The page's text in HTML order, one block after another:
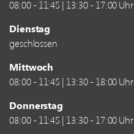
08:00 - 11:45 | 13:30 - 17:00 Uhr
Dienstag
geschlossen
Mittwoch
08:00 - 11:45 | 13:30 - 18:00 Uhr
Donnerstag
08:00 - 11:45 | 13:30 - 17:00 Uhr